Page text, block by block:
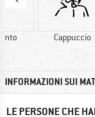
Cappuccio
INFORMAZIONI SUI
LE PERSONE CHE